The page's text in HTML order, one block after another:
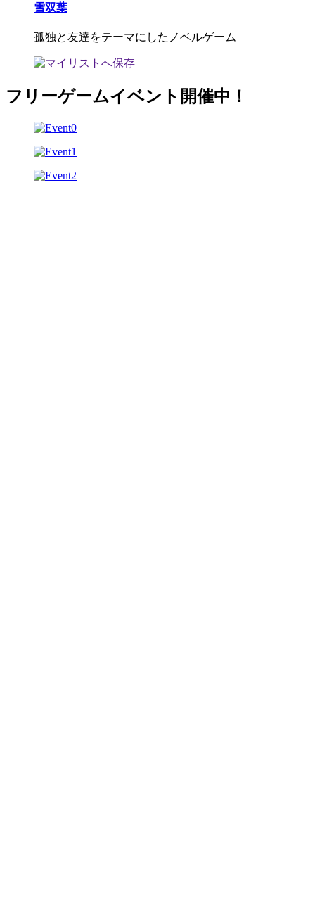
雪双葉
孤独と友達をテーマにしたノベルゲーム
フリーゲームイベント開催中！